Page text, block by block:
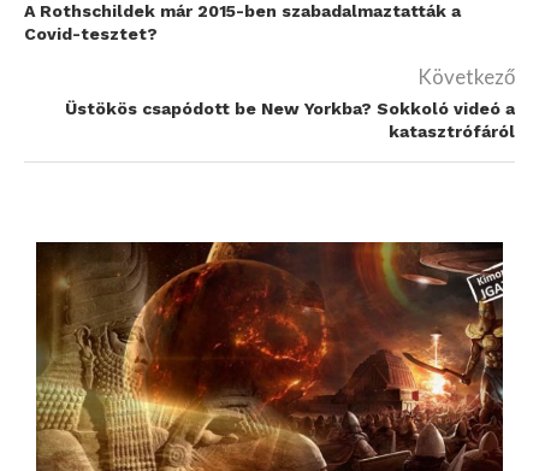
A Rothschildek már 2015-ben szabadalmaztatták a
Covid-tesztet?
Következő
Üstökös csapódott be New Yorkba? Sokkoló videó a
katasztrófáról